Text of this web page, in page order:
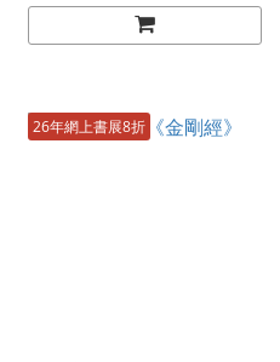
26年網上書展8折